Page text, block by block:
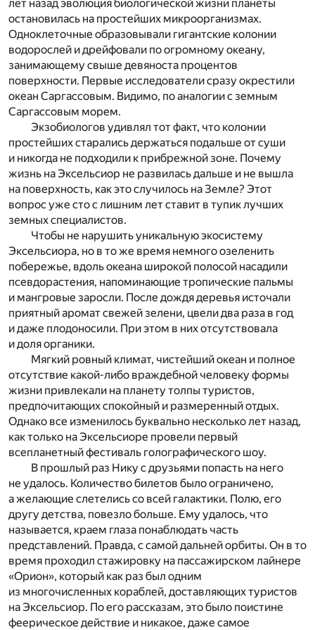
лет назад эволюция биологической жизни планеты
остановилась на простейших микроорганизмах.
Одноклеточные образовывали гигантские колонии
водорослей и дрейфовали по огромному океану,
занимающему свыше девяноста процентов
поверхности. Первые исследователи сразу окрестили
океан Саргассовым. Видимо, по аналогии с земным
Саргассовым морем.
Экзобиологов удивлял тот факт, что колонии
простейших старались держаться подальше от суши
и никогда не подходили к прибрежной зоне. Почему
жизнь на Эксельсиор не развилась дальше и не вышла
на поверхность, как это случилось на Земле? Этот
вопрос уже сто с лишним лет ставит в тупик лучших
земных специалистов.
Чтобы не нарушить уникальную экосистему
Эксельсиора, но в то же время немного озеленить
побережье, вдоль океана широкой полосой насадили
псевдорастения, напоминающие тропические пальмы
и мангровые заросли. После дождя деревья источали
приятный аромат свежей зелени, цвели два раза в год
и даже плодоносили. При этом в них отсутствовала
и доля органики.
Мягкий ровный климат, чистейший океан и полное
отсутствие какой-либо враждебной человеку формы
жизни привлекали на планету толпы туристов,
предпочитающих спокойный и размеренный отдых.
Однако все изменилось буквально несколько лет назад,
как только на Эксельсиоре провели первый
всепланетный фестиваль голографического шоу.
В прошлый раз Нику с друзьями попасть на него
не удалось. Количество билетов было ограничено,
а желающие слетелись со всей галактики. Полю, его
другу детства, повезло больше. Ему удалось, что
называется, краем глаза понаблюдать часть
представлений. Правда, с самой дальней орбиты. Он в то
время проходил стажировку на пассажирском лайнере
«Орион», который как раз был одним
из многочисленных кораблей, доставляющих туристов
на Эксельсиор. По его рассказам, это было поистине
феерическое действие и никакое, даже самое